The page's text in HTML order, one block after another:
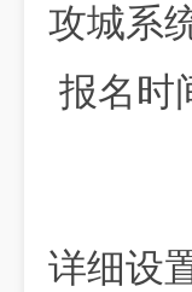
攻城系
报名时
详细设